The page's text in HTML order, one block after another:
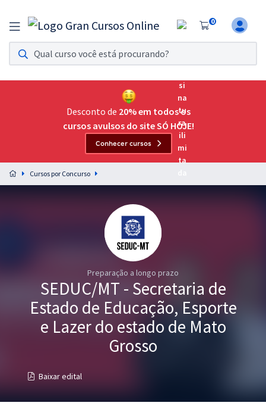
0
Assinatura Ilimitada 11
Acesso a todos os cursos. Teste grátis por 7 dias!
Assinatura OAB Até Passar
Acesso ilimitado a toda preparação para o Exame da
Preparação completa e intensiva para as principais
residências em saúde do Brasil
Graduação
Desconto de 20% em todos os
cursos avulsos do site SÓ HOJE!
Conhecer cursos
Cursos por Concurso
Preparação a longo prazo
SEDUC/MT - Secretaria de
Estado de Educação, Esporte
e Lazer do estado de Mato
Grosso
Baixar edital